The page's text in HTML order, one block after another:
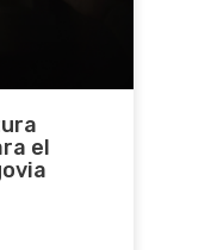
el